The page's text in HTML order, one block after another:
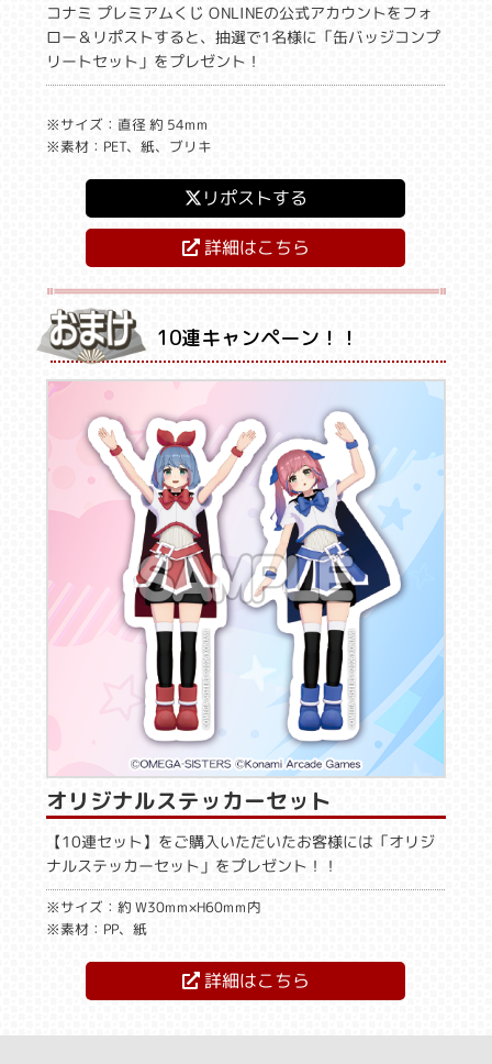
コナミ プレミアムくじ ONLINEの公式アカウントをフォ
ロー＆リポストすると、抽選で1名様に「缶バッジコンプ
リートセット」をプレゼント！
※サイズ：直径 約 54mm
※素材：PET、紙、ブリキ
リポストする
詳細はこちら
10連キャンペーン！！
オリジナルステッカーセット
【10連セット】をご購入いただいたお客様には「オリジ
ナルステッカーセット」をプレゼント！！
※サイズ：約 W30mm×H60mm内
※素材：PP、紙
詳細はこちら